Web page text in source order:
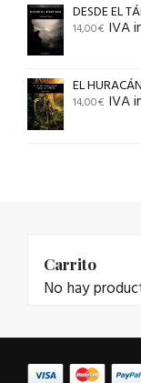
DESDE EL
14,00€ IVA
EL
14,00€ IVA
Carrito
No hay